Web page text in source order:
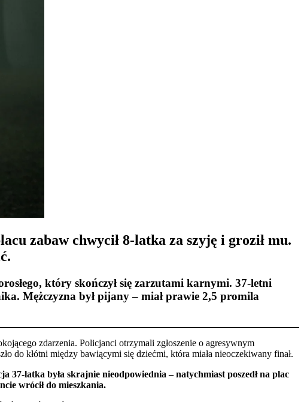
zabaw chwycił 8-latka za szyję i groził mu.
który skończył się zarzutami karnymi. 37-letni
Mężczyzna był pijany – miał prawie 2,5 promila
zdarzenia. Policjanci otrzymali zgłoszenie o agresywnym
do kłótni między bawiącymi się dziećmi, która miała nieoczekiwany finał.
37-latka była skrajnie nieodpowiednia – natychmiast poszedł na plac
wrócił do mieszkania.